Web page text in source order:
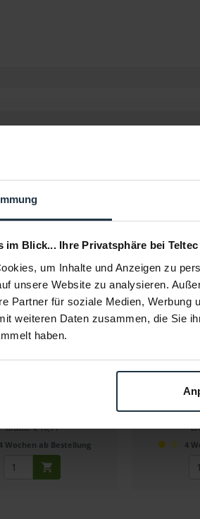
im Blick... Ihre Privatsphäre bei Teltec
um Inhalte und Anzeigen zu
unsere Website zu analysieren.
Partner für soziale Medien, Werbung
weiteren Daten zusammen, die Sie
haben.
NATO-B 15mm Rod
von NATO-basiertem
Brutto: € 10,71
Wochen ab Bestellung
-10%
4